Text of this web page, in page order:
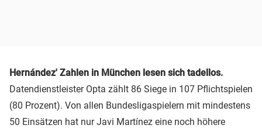
Hernández' Zahlen in München lesen sich tadellos.
Datendienstleister Opta zählt 86 Siege in 107 Pflichtspielen
(80 Prozent). Von allen Bundesligaspielern mit mindestens
50 Einsätzen hat nur Javi Martínez eine noch höhere